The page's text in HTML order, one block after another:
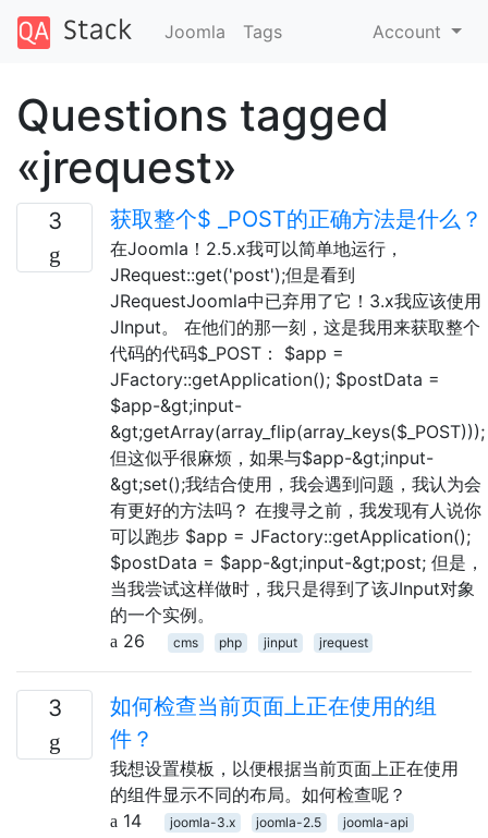
Joomla Tags Account
Questions tagged
«jrequest»
3 获取整个$ _POST的正确方法是什么？
在Joomla！2.5.x我可以简单地运行，
JRequest::get('post');但是看到
JRequestJoomla中已弃用了它！3.x我应该使用
JInput。 在他们的那一刻，这是我用来获取整个
代码的代码$_POST： $app =
JFactory::getApplication(); $postData =
$app-&gt;input-
&gt;getArray(array_flip(array_keys($_POST)));
但这似乎很麻烦，如果与$app-&gt;input-
&gt;set();我结合使用，我会遇到问题，我认为会
有更好的方法吗？ 在搜寻之前，我发现有人说你
可以跑步 $app = JFactory::getApplication();
$postData = $app-&gt;input-&gt;post; 但是，
当我尝试这样做时，我只是得到了该JInput对象
的一个实例。
26
cms php jinput jrequest
3
如何检查当前页面上正在使用的组
件？
我想设置模板，以便根据当前页面上正在使用
的组件显示不同的布局。如何检查呢？
14
joomla-3.x joomla-2.5
joomla-api